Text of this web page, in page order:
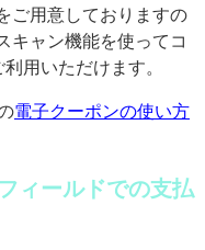
ご用意しておりますの
キャン機能を使ってコ
用いただけます。
電子クーポンの使い方
ィールドでの支払